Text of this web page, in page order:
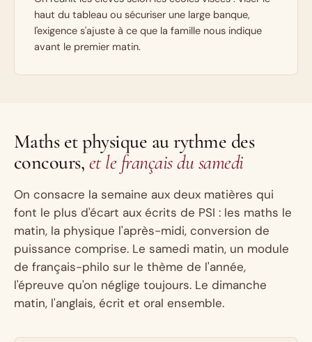
haut du tableau ou sécuriser une large banque,
l'exigence s'ajuste à ce que la famille nous indique
avant le premier matin.
Maths et physique au rythme des
concours, et le français du samedi
On consacre la semaine aux deux matières qui
font le plus d'écart aux écrits de PSI : les maths le
matin, la physique l'après-midi, conversion de
puissance comprise. Le samedi matin, un module
de français-philo sur le thème de l'année,
l'épreuve qu'on néglige toujours. Le dimanche
matin, l'anglais, écrit et oral ensemble.